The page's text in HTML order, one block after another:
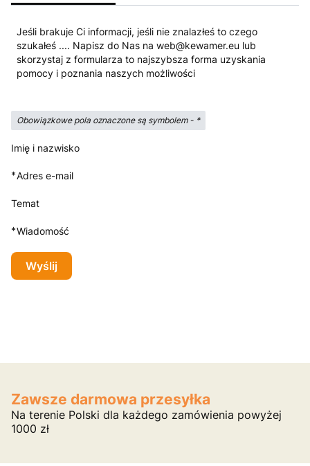
Jeśli brakuje Ci informacji, jeśli nie znalazłeś to czego
szukałeś .... Napisz do Nas na web@kewamer.eu lub
skorzystaj z formularza to najszybsza forma uzyskania
pomocy i poznania naszych możliwości
Obowiązkowe pola oznaczone są symbolem - *
Imię i nazwisko
*Adres e-mail
Temat
*Wiadomość
Wyślij
Zawsze darmowa przesyłka
Na terenie Polski dla każdego zamówienia powyżej
1000 zł